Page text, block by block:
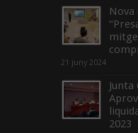
21 juny 2024
2023